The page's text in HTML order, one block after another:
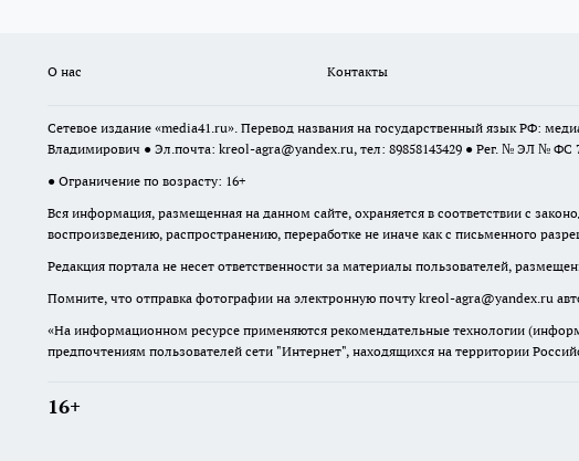
О нас Контакты
Сетевое издание «media41.ru». Перевод названия на государственный язык РФ:
Владимирович ● Эл.почта: kreol-agra@yandex.ru, тел: 89858143429 ● Рег. № ЭЛ № ФС
● Ограничение по возрасту: 16+
Вся информация, размещенная на данном сайте, охраняется в соответствии с
воспроизведению, распространению, переработке не иначе как с письменного
Редакция портала не несет ответственности за материалы пользователей,
Помните, что отправка фотографии на электронную почту kreol-agra@yandex.ru
«На информационном ресурсе применяются рекомендательные технологии
предпочтениям пользователей сети "Интернет", находящихся на территории
16+